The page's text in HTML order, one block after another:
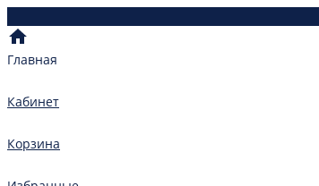
Главная
Кабинет
Корзина